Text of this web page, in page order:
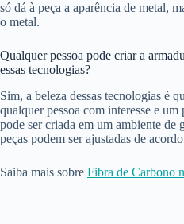
só dá à peça a aparência de metal,
o metal.
Qualquer pessoa pode criar a
essas tecnologias?
Sim, a beleza dessas tecnologias é
qualquer pessoa com interesse e
pode ser criada em um ambiente de
peças podem ser ajustadas de
Saiba mais sobre Fibra de Carbono